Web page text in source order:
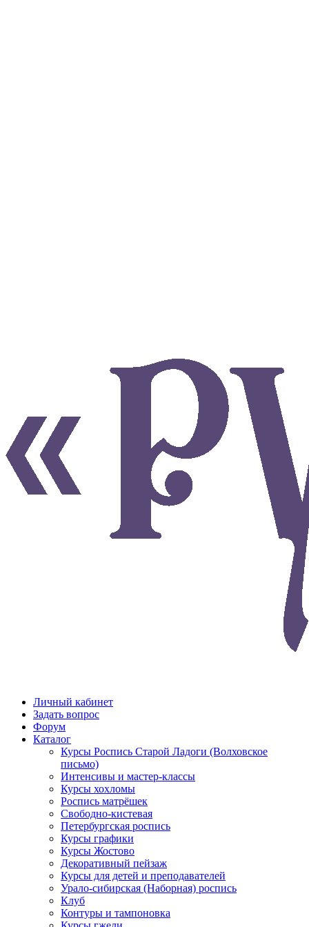
Личный кабинет
Задать вопрос
Форум
Каталог
Курсы Роспись Старой Ладоги (Волховское
письмо)
Интенсивы и мастер-классы
Курсы хохломы
Роспись матрёшек
Свободно-кистевая
Петербургская роспись
Курсы графики
Курсы Жостово
Декоративный пейзаж
Курсы для детей и преподавателей
Урало-сибирская (Наборная) роспись
Клуб
Контуры и тампоновка